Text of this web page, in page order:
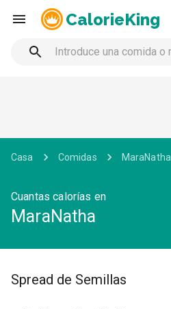
CalorieKing
Casa Comidas MaraNatha
Cuantas calorías en
MaraNatha
Spread de Semillas